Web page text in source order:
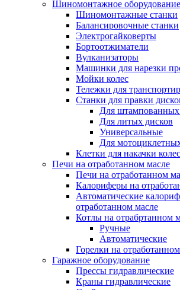
Шиномонтажное оборудование
Шиномонтажные станки
Балансировочные станки
Электрогайковерты
Бортоотжиматели
Вулканизаторы
Машинки для нарезки
Мойки колес
Тележки для
Станки для правки
Для штампованных
Для литых дисков
Универсальные
Для
Клетки для накачки колес
Печи на отработанном масле
Печи на отработанном
Калориферы на
Автоматические
отработанном масле
Котлы на отрабртанном
Ручные
Автоматические
Горелки на
Гаражное оборудование
Прессы гидравлические
Краны гидравлические